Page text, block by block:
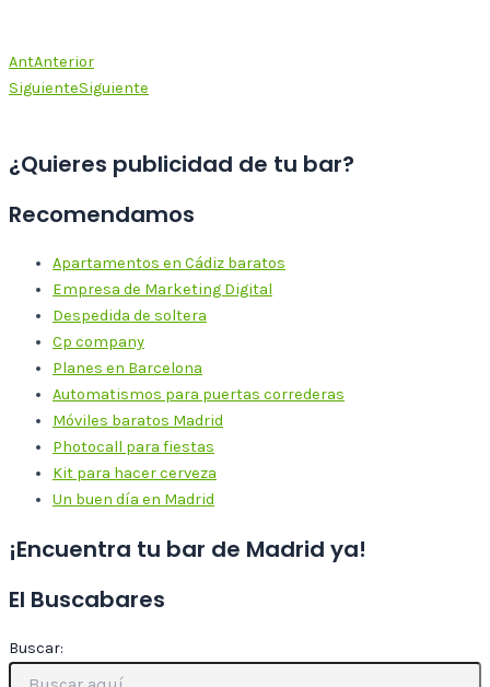
AntAnterior
SiguienteSiguiente
¿Quieres publicidad de tu bar?
Recomendamos
Apartamentos en Cádiz baratos
Empresa de Marketing Digital
Despedida de soltera
Cp company
Planes en Barcelona
Automatismos para puertas correderas
Móviles baratos Madrid
Photocall para fiestas
Kit para hacer cerveza
Un buen día en Madrid
¡Encuentra tu bar de Madrid ya!
El Buscabares
Buscar: